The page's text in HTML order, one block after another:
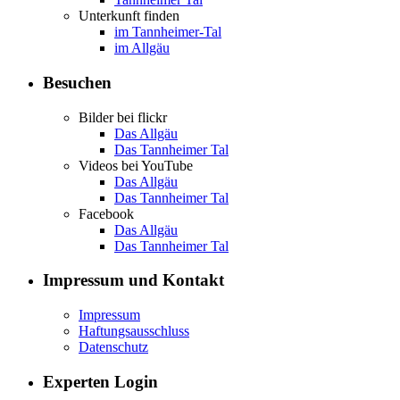
Unterkunft finden
im Tannheimer-Tal
im Allgäu
Besuchen
Bilder bei flickr
Das Allgäu
Das Tannheimer Tal
Videos bei YouTube
Das Allgäu
Das Tannheimer Tal
Facebook
Das Allgäu
Das Tannheimer Tal
Impressum und Kontakt
Impressum
Haftungsausschluss
Datenschutz
Experten Login